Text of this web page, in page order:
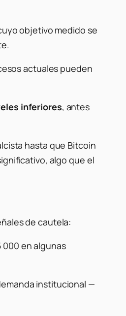
objetivo medido se
actuales pueden
inferiores, antes
hasta que Bitcoin
algo que el
de cautela:
000 en algunas
institucional —